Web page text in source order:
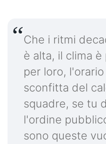
Che i ritmi
è alta, il clima
per loro,
sconfitta del
squadre, se tu
l'ordine
sono queste